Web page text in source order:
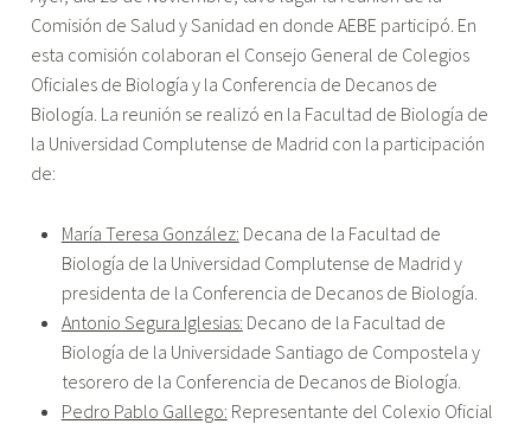
reunión
de
AEBE
en
la
Comisión
Salud
Sanidad"
Comisión de Salud y Sanidad en donde AEBE participó. En
esta comisión colaboran el Consejo General de Colegios
Oficiales de Biología y la Conferencia de Decanos de
Biología. La reunión se realizó en la Facultad de Biología de
la Universidad Complutense de Madrid con la participación
de:
María Teresa González: Decana de la Facultad de
Biología de la Universidad Complutense de Madrid y
presidenta de la Conferencia de Decanos de Biología.
Antonio Segura Iglesias: Decano de la Facultad de
Biología de la Universidade Santiago de Compostela y
tesorero de la Conferencia de Decanos de Biología.
Pedro Pablo Gallego: Representante del Colexio Oficial